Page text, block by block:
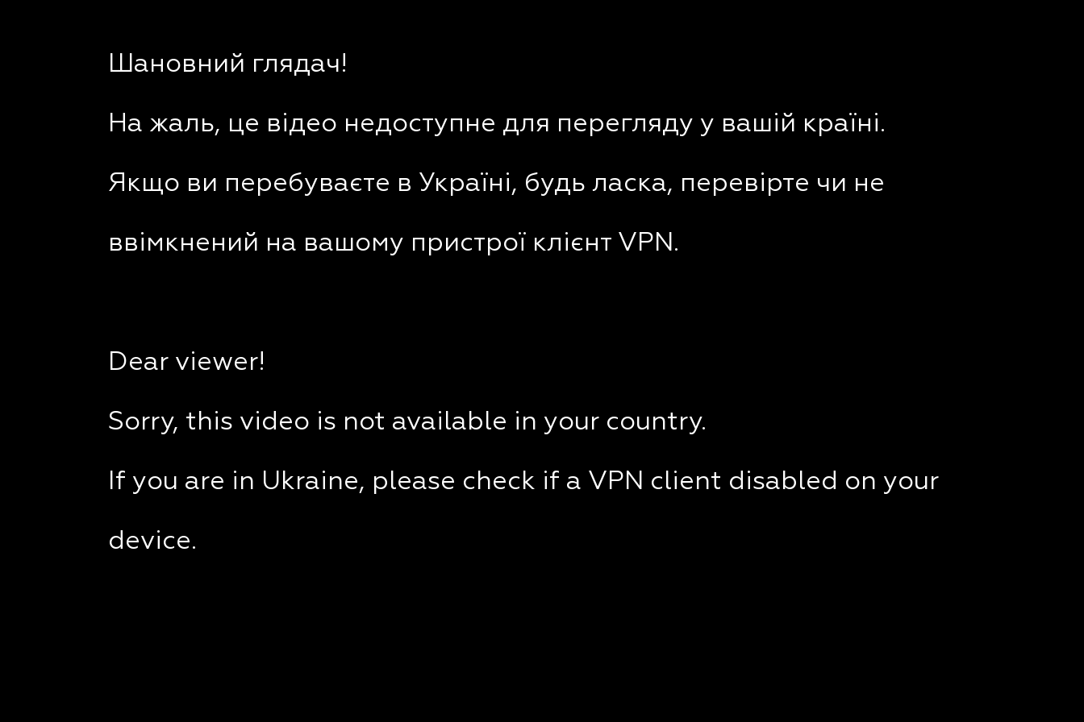
Шановний глядач!
На жаль, це відео недоступне для перегляду у вашій країні.
Якщо ви перебуваєте в Україні, будь ласка, перевірте чи не
ввімкнений на вашому пристрої клієнт VPN.
Dear viewer!
Sorry, this video is not available in your country.
If you are in Ukraine, please check if a VPN client disabled on your
device.